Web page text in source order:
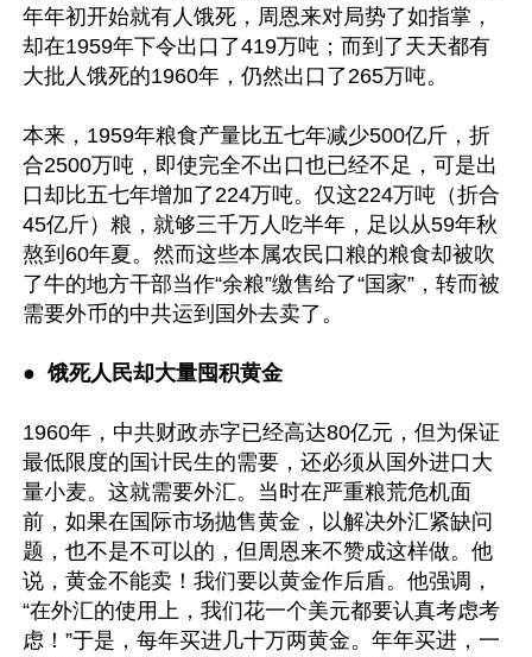
年年初开始就有人饿死，周恩来对局势了如指掌，
却在1959年下令出口了419万吨；而到了天天都有
大批人饿死的1960年，仍然出口了265万吨。
本来，1959年粮食产量比五七年减少500亿斤，折
合2500万吨，即使完全不出口也已经不足，可是出
口却比五七年增加了224万吨。仅这224万吨（折合
45亿斤）粮，就够三千万人吃半年，足以从59年秋
熬到60年夏。然而这些本属农民口粮的粮食却被吹
了牛的地方干部当作“余粮”缴售给了“国家”，转而被
需要外币的中共运到国外去卖了。
● 饿死人民却大量囤积黄金
1960年，中共财政赤字已经高达80亿元，但为保证
最低限度的国计民生的需要，还必须从国外进口大
量小麦。这就需要外汇。当时在严重粮荒危机面
前，如果在国际市场抛售黄金，以解决外汇紧缺问
题，也不是不可以的，但周恩来不赞成这样做。他
说，黄金不能卖！我们要以黄金作后盾。他强调，
“在外汇的使用上，我们花一个美元都要认真考虑考
虑！”于是，每年买进几十万两黄金。年年买进，一